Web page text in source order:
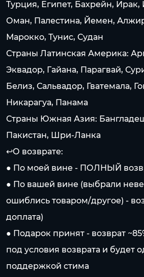
Турция, Египет, Бахрейн,
Оман, Палестина, Йемен,
Марокко, Тунис, Судан
Страны Латинская Америка:
Эквадор, Гайана, Парагвай,
Белиз, Сальвадор, Гватемала,
Никарагуа, Панама
Страны Южная Азия:
Пакистан, Шри-Ланка
↩️О возврате:
● По моей вине - ПОЛНЫЙ
● По вашей вине (выбрали
ошиблись товаром/другое) -
доплата)
● Подарок принят - возврат
под условия возврата и будет
поддержкой стима